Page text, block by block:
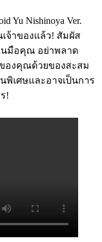
Yu Nishinoya Ver.
จ้าของแล้ว! สัมผัส
นมือคุณ อย่าพลาด
องคุณด้วยของสะสม
เศษและอาจเป็นการ
!